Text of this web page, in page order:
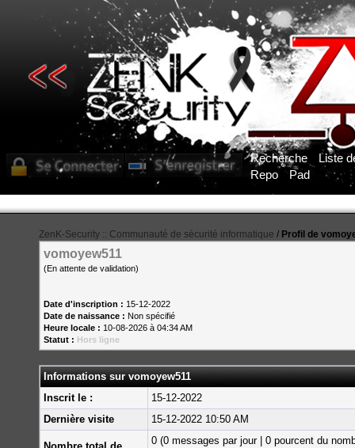
Recherche
Liste
Repo
Pad
ZenK-Security :: Communauté de sécurité informatique / Profil de
vomoyew511
(En attente de validation)
Date d'inscription : 15-12-2022
Date de naissance : Non spécifié
Heure locale : 10-08-2026 à 04:34 AM
Statut : Hors ligne
Informations sur vomoyew511
Inscrit le :
15-12-2022
Dernière visite
15-12-2022 10:50 AM
0 (0 messages par jour | 0 pourcent du